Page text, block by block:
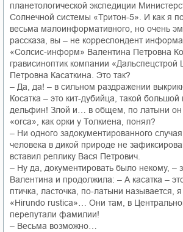
планетологической экспедиции
Солнечной системы «Тритон-5». И как я
весьма малоинформативного, но очень
рассказа, вы – не корреспондент
«Солсис-информ» Валентина Петровна
грависиноптик компании «Дальспецстрой
Петровна Касаткина. Это так?
– Да, да! – в сильном раздражении
Косатка – это кит-дубийца, такой
дельфин! Злой и… в общем, по латыни он
«orca», как орки у Толкиена, понял?
– Ни одного задокументированного
человека в дикой природе не
вставил реплику Вася Петрович.
– Ну да, документировать было некому, –
Валентина и продолжила: – А касатка –
птичка, ласточка, по-латыни называется,
«Hirundo rustica»… Они там, в
перепутали фамилии!
– Весьма возможно…